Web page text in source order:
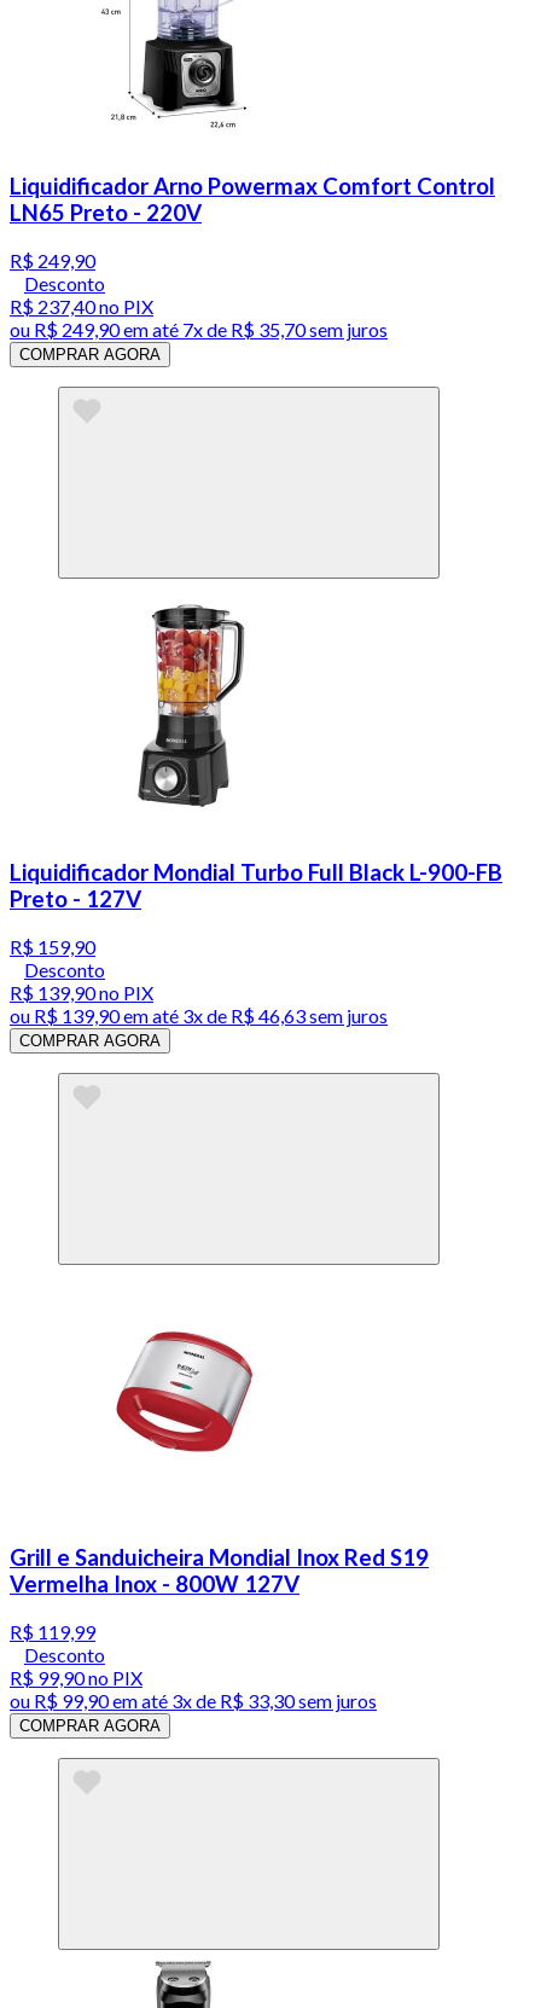
Liquidificador Arno Powermax Comfort Control
LN65 Preto - 220V
R$ 249,90
Desconto
R$ 237,40no PIX
ou R$ 249,90em até 7x de R$ 35,70 sem juros
COMPRAR AGORA
Liquidificador Mondial Turbo Full Black L-900-FB
Preto - 127V
R$ 159,90
Desconto
R$ 139,90no PIX
ou R$ 139,90em até 3x de R$ 46,63 sem juros
COMPRAR AGORA
Grill e Sanduicheira Mondial Inox Red S19
Vermelha Inox - 800W 127V
R$ 119,99
Desconto
R$ 99,90no PIX
ou R$ 99,90em até 3x de R$ 33,30 sem juros
COMPRAR AGORA